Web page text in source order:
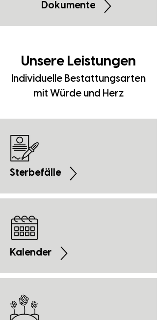
Dokumente
Unsere Leistungen
Individuelle Bestattungsarten
mit Würde und Herz
Sterbefälle
Kalender